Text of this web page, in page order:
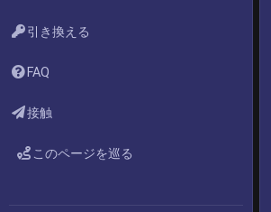
引き換える
FAQ
接触
このページを巡る